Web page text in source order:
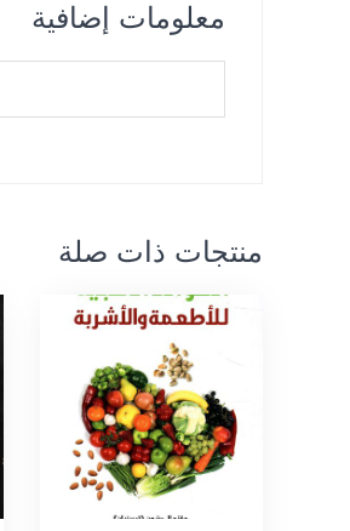
معلومات إضافية
منتجات ذات صلة